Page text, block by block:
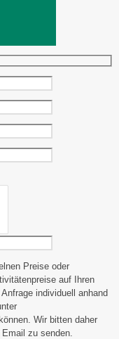
Preise oder
auf Ihren
individuell anhand
Wir bitten daher
zu senden.